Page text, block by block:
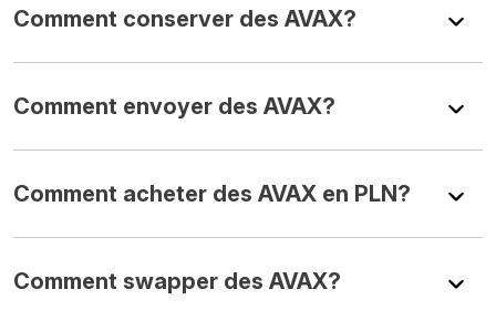
Comment conserver des AVAX?
Comment envoyer des AVAX?
Comment acheter des AVAX en PLN?
Comment swapper des AVAX?